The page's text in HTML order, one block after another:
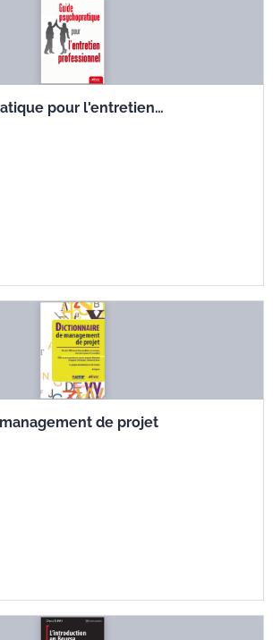
pour l'entretien
de projet